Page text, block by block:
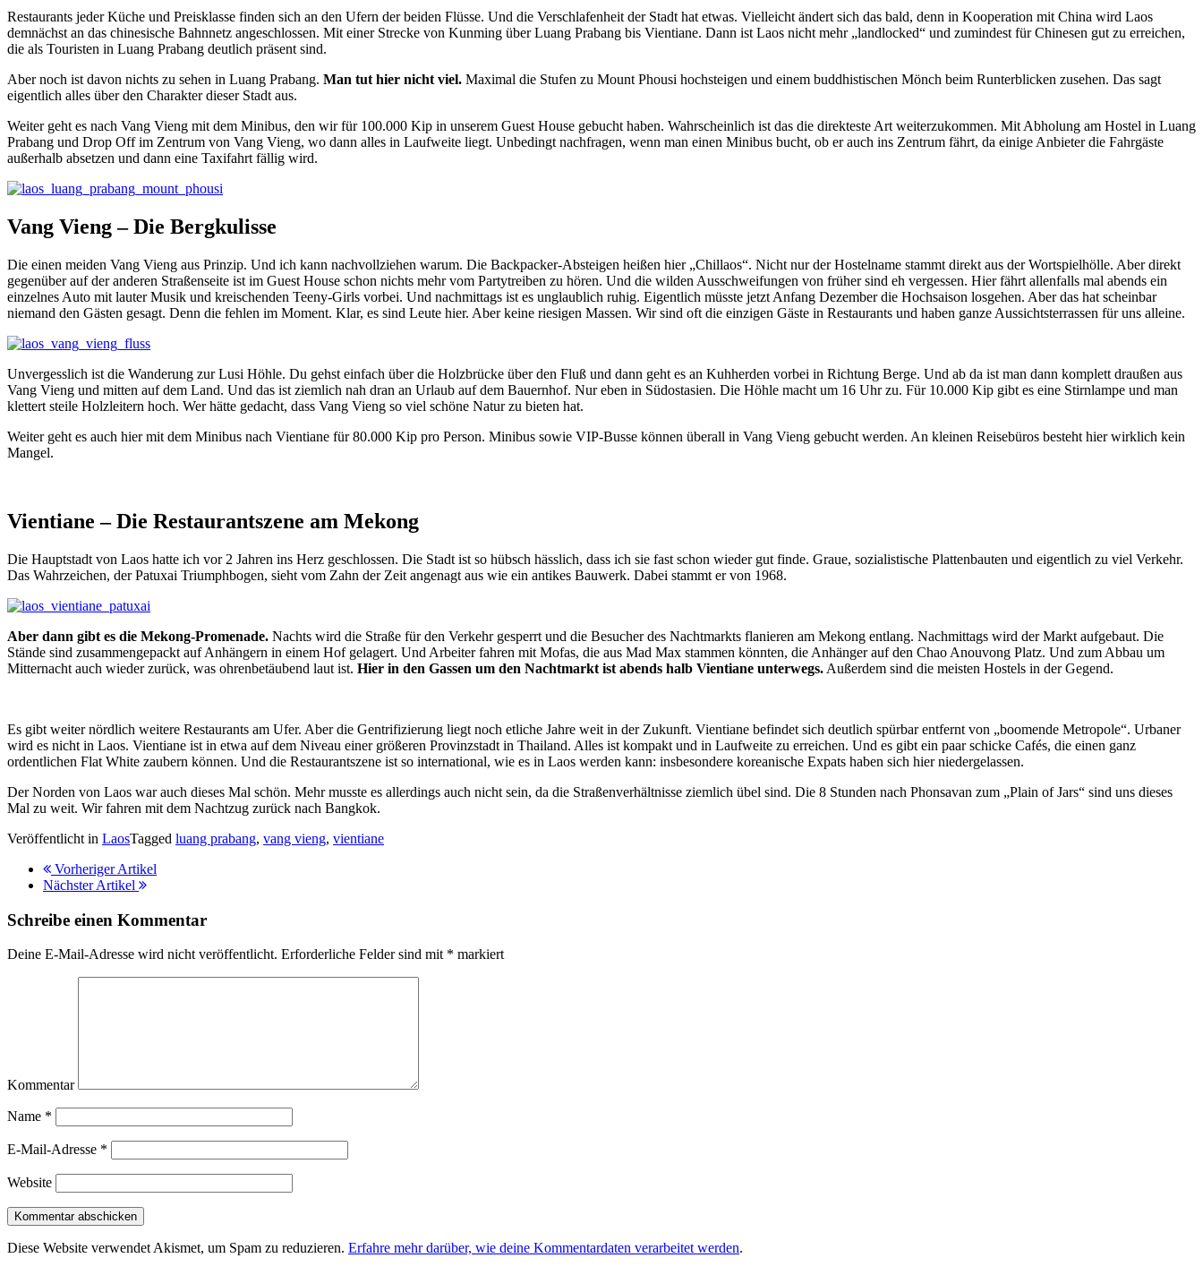
Restaurants jeder Küche und Preisklasse finden sich an den Ufern der beiden Flüsse. Und die Verschlafenheit der Stadt hat etwas. Vielleicht ändert sich das bald, denn in Kooperation mit China wird Laos
demnächst an das chinesische Bahnnetz angeschlossen. Mit einer Strecke von Kunming über Luang Prabang bis Vientiane. Dann ist Laos nicht mehr „landlocked“ und zumindest für Chinesen gut zu erreichen,
die als Touristen in Luang Prabang deutlich präsent sind.
Aber noch ist davon nichts zu sehen in Luang Prabang. Man tut hier nicht viel. Maximal die Stufen zu Mount Phousi hochsteigen und einem buddhistischen Mönch beim Runterblicken zusehen. Das sagt
eigentlich alles über den Charakter dieser Stadt aus.
Weiter geht es nach Vang Vieng mit dem Minibus, den wir für 100.000 Kip in unserem Guest House gebucht haben. Wahrscheinlich ist das die direkteste Art weiterzukommen. Mit Abholung am Hostel in Luang
Prabang und Drop Off im Zentrum von Vang Vieng, wo dann alles in Laufweite liegt. Unbedingt nachfragen, wenn man einen Minibus bucht, ob er auch ins Zentrum fährt, da einige Anbieter die Fahrgäste
außerhalb absetzen und dann eine Taxifahrt fällig wird.
Vang Vieng – Die Bergkulisse
Die einen meiden Vang Vieng aus Prinzip. Und ich kann nachvollziehen warum. Die Backpacker-Absteigen heißen hier „Chillaos“. Nicht nur der Hostelname stammt direkt aus der Wortspielhölle. Aber direkt
gegenüber auf der anderen Straßenseite ist im Guest House schon nichts mehr vom Partytreiben zu hören. Und die wilden Ausschweifungen von früher sind eh vergessen. Hier fährt allenfalls mal abends ein
einzelnes Auto mit lauter Musik und kreischenden Teeny-Girls vorbei. Und nachmittags ist es unglaublich ruhig. Eigentlich müsste jetzt Anfang Dezember die Hochsaison losgehen. Aber das hat scheinbar
niemand den Gästen gesagt. Denn die fehlen im Moment. Klar, es sind Leute hier. Aber keine riesigen Massen. Wir sind oft die einzigen Gäste in Restaurants und haben ganze Aussichtsterrassen für uns alleine.
Unvergesslich ist die Wanderung zur Lusi Höhle. Du gehst einfach über die Holzbrücke über den Fluß und dann geht es an Kuhherden vorbei in Richtung Berge. Und ab da ist man dann komplett draußen aus
Vang Vieng und mitten auf dem Land. Und das ist ziemlich nah dran an Urlaub auf dem Bauernhof. Nur eben in Südostasien. Die Höhle macht um 16 Uhr zu. Für 10.000 Kip gibt es eine Stirnlampe und man
klettert steile Holzleitern hoch. Wer hätte gedacht, dass Vang Vieng so viel schöne Natur zu bieten hat.
Weiter geht es auch hier mit dem Minibus nach Vientiane für 80.000 Kip pro Person. Minibus sowie VIP-Busse können überall in Vang Vieng gebucht werden. An kleinen Reisebüros besteht hier wirklich kein
Mangel.
Vientiane – Die Restaurantszene am Mekong
Die Hauptstadt von Laos hatte ich vor 2 Jahren ins Herz geschlossen. Die Stadt ist so hübsch hässlich, dass ich sie fast schon wieder gut finde. Graue, sozialistische Plattenbauten und eigentlich zu viel Verkehr.
Das Wahrzeichen, der Patuxai Triumphbogen, sieht vom Zahn der Zeit angenagt aus wie ein antikes Bauwerk. Dabei stammt er von 1968.
Aber dann gibt es die Mekong-Promenade. Nachts wird die Straße für den Verkehr gesperrt und die Besucher des Nachtmarkts flanieren am Mekong entlang. Nachmittags wird der Markt aufgebaut. Die
Stände sind zusammengepackt auf Anhängern in einem Hof gelagert. Und Arbeiter fahren mit Mofas, die aus Mad Max stammen könnten, die Anhänger auf den Chao Anouvong Platz. Und zum Abbau um
Mitternacht auch wieder zurück, was ohrenbetäubend laut ist. Hier in den Gassen um den Nachtmarkt ist abends halb Vientiane unterwegs. Außerdem sind die meisten Hostels in der Gegend.
Es gibt weiter nördlich weitere Restaurants am Ufer. Aber die Gentrifizierung liegt noch etliche Jahre weit in der Zukunft. Vientiane befindet sich deutlich spürbar entfernt von „boomende Metropole“. Urbaner
wird es nicht in Laos. Vientiane ist in etwa auf dem Niveau einer größeren Provinzstadt in Thailand. Alles ist kompakt und in Laufweite zu erreichen. Und es gibt ein paar schicke Cafés, die einen ganz
ordentlichen Flat White zaubern können. Und die Restaurantszene ist so international, wie es in Laos werden kann: insbesondere koreanische Expats haben sich hier niedergelassen.
Der Norden von Laos war auch dieses Mal schön. Mehr musste es allerdings auch nicht sein, da die Straßenverhältnisse ziemlich übel sind. Die 8 Stunden nach Phonsavan zum „Plain of Jars“ sind uns dieses
Mal zu weit. Wir fahren mit dem Nachtzug zurück nach Bangkok.
Veröffentlicht in LaosTagged luang prabang, vang vieng, vientiane
Vorheriger Artikel
Nächster Artikel
Schreibe einen Kommentar
Deine E-Mail-Adresse wird nicht veröffentlicht. Erforderliche Felder sind mit * markiert
Kommentar
Name *
E-Mail-Adresse *
Website
Diese Website verwendet Akismet, um Spam zu reduzieren. Erfahre mehr darüber, wie deine Kommentardaten verarbeitet werden.